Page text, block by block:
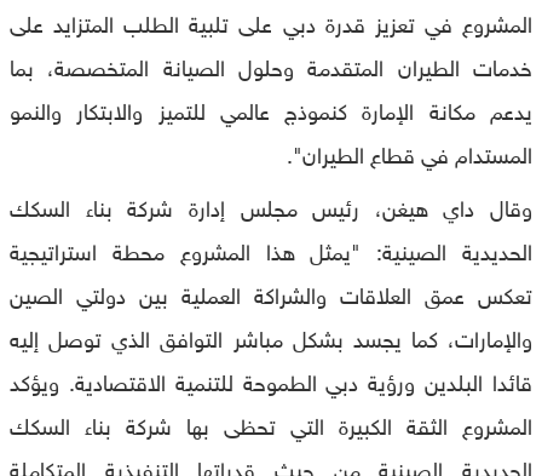
المشروع في تعزيز قدرة دبي على تلبية الطلب المتزايد على
خدمات الطيران المتقدمة وحلول الصيانة المتخصصة، بما
يدعم مكانة الإمارة كنموذج عالمي للتميز والابتكار والنمو
المستدام في قطاع الطيران".
وقال داي هيغن، رئيس مجلس إدارة شركة بناء السكك
الحديدية الصينية: "يمثل هذا المشروع محطة استراتيجية
تعكس عمق العلاقات والشراكة العملية بين دولتي الصين
والإمارات، كما يجسد بشكل مباشر التوافق الذي توصل إليه
قائدا البلدين ورؤية دبي الطموحة للتنمية الاقتصادية. ويؤكد
المشروع الثقة الكبيرة التي تحظى بها شركة بناء السكك
الحديدية الصينية من حيث قدراتها التنفيذية المتكاملة